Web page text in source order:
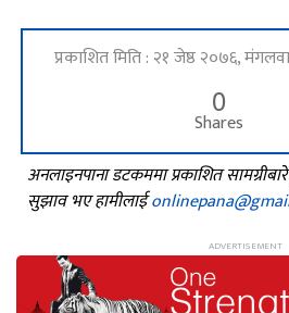
प्रकाशित मिति : २१ जेष्ठ २०७६,
0
Shares
अनलाइनपाना डटकममा प्रकाशित
सुझाव भए हामीलाई